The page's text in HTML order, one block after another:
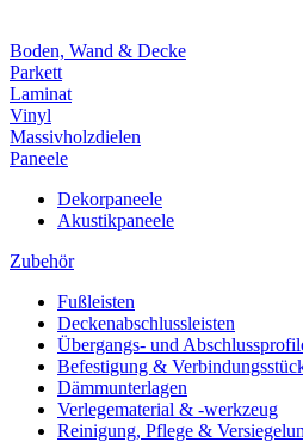
Boden, Wand & Decke
Parkett
Laminat
Vinyl
Massivholzdielen
Paneele
Dekorpaneele
Akustikpaneele
Zubehör
Fußleisten
Deckenabschlussleisten
Übergangs- und
Befestigung &
Dämmunterlagen
Verlegematerial & -werkzeug
Reinigung, Pflege &